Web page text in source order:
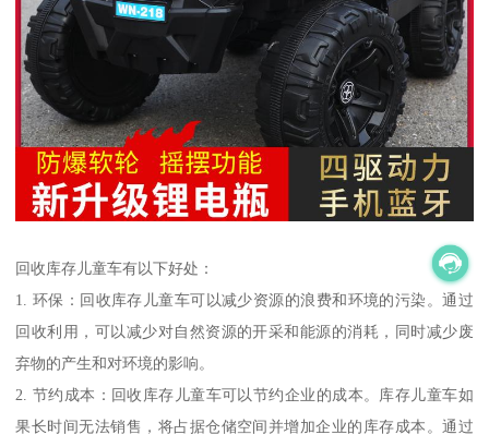
回收库存儿童车有以下好处：
1. 环保：回收库存儿童车可以减少资源的浪费和环境的污染。通过
回收利用，可以减少对自然资源的开采和能源的消耗，同时减少废
弃物的产生和对环境的影响。
2. 节约成本：回收库存儿童车可以节约企业的成本。库存儿童车如
果长时间无法销售，将占据仓储空间并增加企业的库存成本。通过